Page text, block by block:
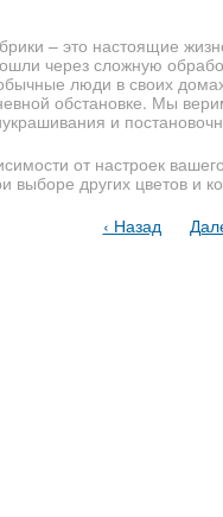
– это настоящие
через сложную
люди в своих
обстановке. Мы
и
от настроек
других цветов и
‹ Назад